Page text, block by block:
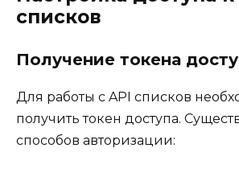
списков
Получение токена
Для работы с API списков
получить токен доступа.
способов авторизации: